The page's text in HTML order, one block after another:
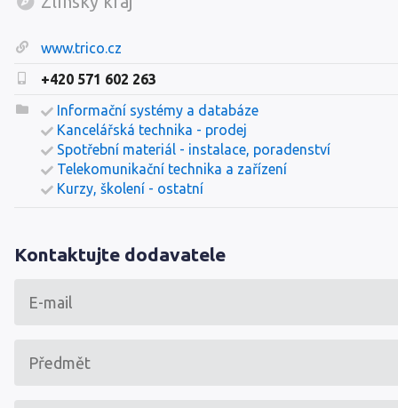
www.trico.cz
+420 571 602 263
Informační systémy a databáze
Kancelářská technika - prodej
Spotřební materiál - instalace, poradenství
Telekomunikační technika a zařízení
Kurzy, školení - ostatní
Kontaktujte dodavatele